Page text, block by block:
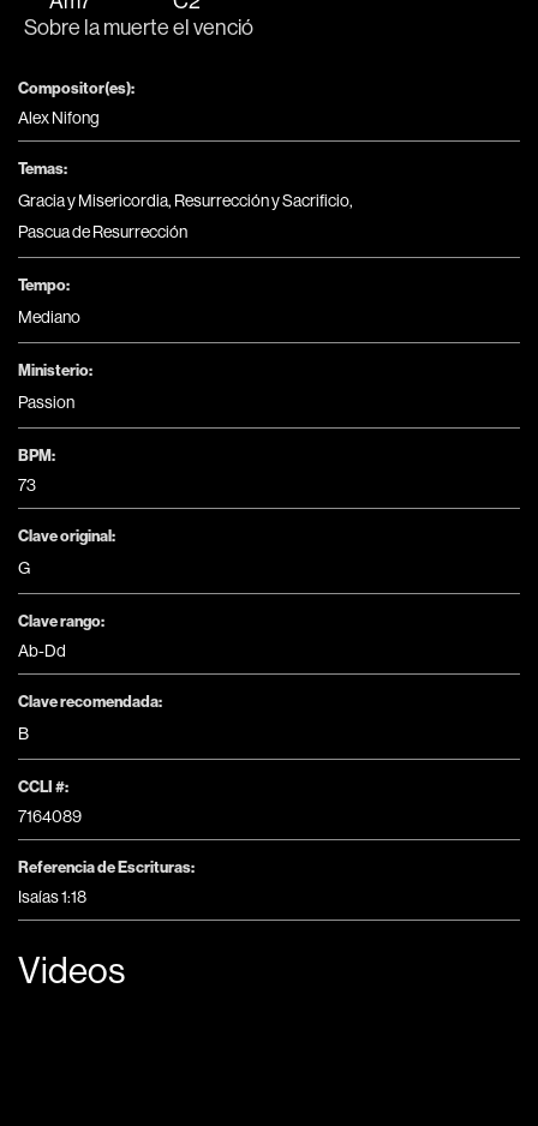
Sobre la muerte el venció
Compositor(es):
Alex Nifong
Temas:
Gracia y Misericordia, Resurrección y Sacrificio,
Pascua de Resurrección
Tempo:
Mediano
Ministerio:
Passion
BPM:
73
Clave original:
G
Clave rango:
Ab-Dd
Clave recomendada:
B
CCLI #:
7164089
Referencia de Escrituras:
Isaías 1:18
Videos